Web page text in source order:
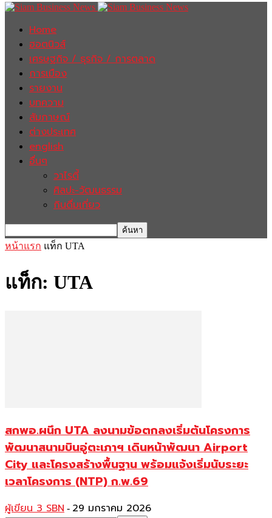
Home
ฮอตนิวส์
เศรษฐกิจ / ธุรกิจ / การตลาด
การเมือง
รายงาน
บทความ
สัมภาษณ์
ต่างประเทศ
english
อื่นๆ
วาไรตี้
ศิลปะ-วัฒนธรรม
กินดื่มเที่ยว
หน้าแรก แท็ก UTA
แท็ก: UTA
สกพอ.ผนึก UTA ลงนามข้อตกลงเริ่มต้นโครงการ
พัฒนาสนามบินอู่ตะเภาฯ เดินหน้าพัฒนา Airport
City และโครงสร้างพื้นฐาน พร้อมแจ้งเริ่มนับระยะ
เวลาโครงการ (NTP) ก.พ.69
ผู้เขียน 3 SBN - 29 มกราคม 2026